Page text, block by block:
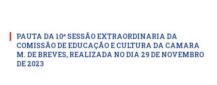
PAUTA DA 10ª SESSÃO EXTRAORDINARIA DA
COMISSÃO DE EDUCAÇÃO E CULTURA DA CAMARA
M. DE BREVES, REALIZADA NO DIA 29 DE NOVEMBRO
DE 2023